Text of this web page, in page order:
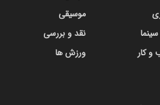
کار
موسیقی
نقد و بررسی
ورزش ها